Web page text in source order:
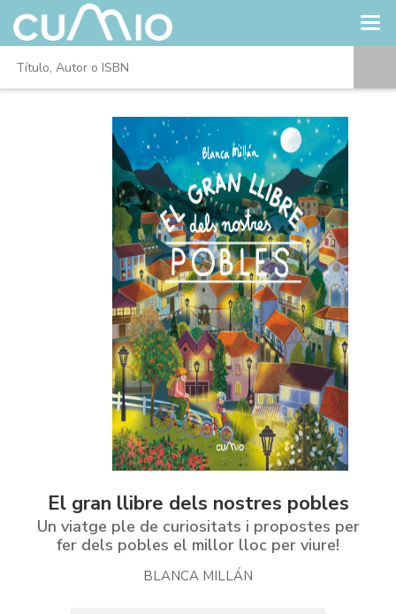
El gran llibre dels nostres pobles
Un viatge ple de curiositats i propostes per
fer dels pobles el millor lloc per viure!
BLANCA MILLÁN